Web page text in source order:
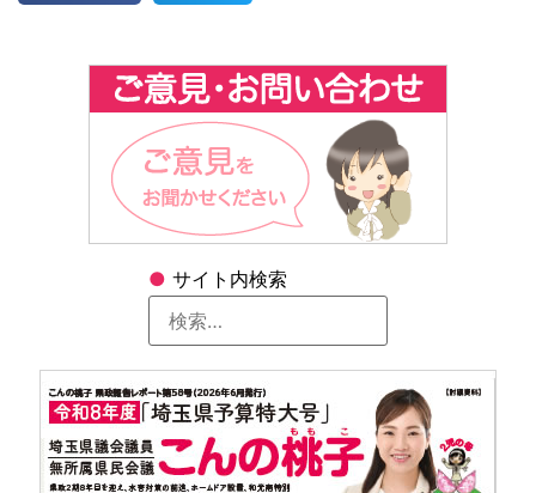
● サイト内検索